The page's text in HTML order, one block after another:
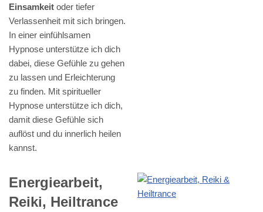
Einsamkeit oder tiefer
Verlassenheit mit sich bringen.
In einer einfühlsamen
Hypnose unterstütze ich dich
dabei, diese Gefühle zu gehen
zu lassen und Erleichterung
zu finden. Mit spiritueller
Hypnose unterstütze ich dich,
damit diese Gefühle sich
auflöst und du innerlich heilen
kannst.
Energiearbeit,
Reiki, Heiltrance